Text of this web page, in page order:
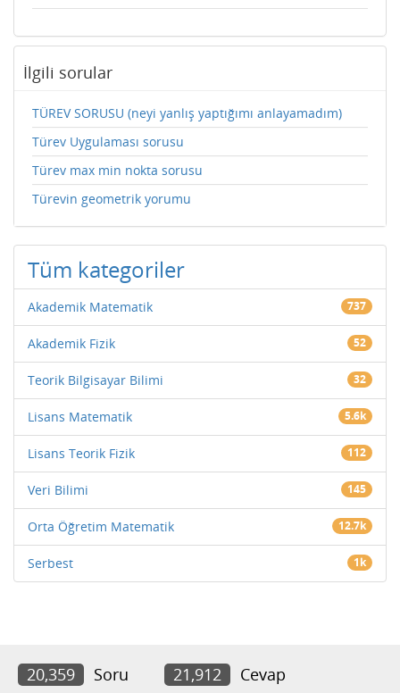
İlgili sorular
TÜREV SORUSU (neyi yanlış yaptığımı anlayamadım)
Türev Uygulaması sorusu
Türev max min nokta sorusu
Türevin geometrik yorumu
Tüm kategoriler
Akademik Matematik 737
Akademik Fizik 52
Teorik Bilgisayar Bilimi 32
Lisans Matematik 5.6k
Lisans Teorik Fizik 112
Veri Bilimi 145
Orta Öğretim Matematik 12.7k
Serbest 1k
20,359 Soru 21,912
Cevap